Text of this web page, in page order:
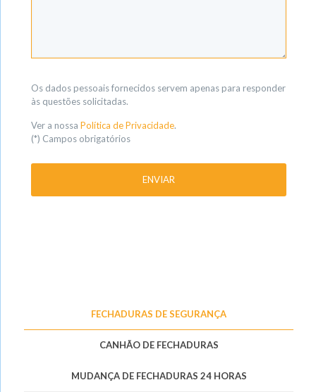
Os dados pessoais fornecidos servem apenas para responder
às questões solicitadas.
Ver a nossa Política de Privacidade.
(*) Campos obrigatórios
FECHADURAS DE SEGURANÇA
CANHÃO DE FECHADURAS
MUDANÇA DE FECHADURAS 24 HORAS